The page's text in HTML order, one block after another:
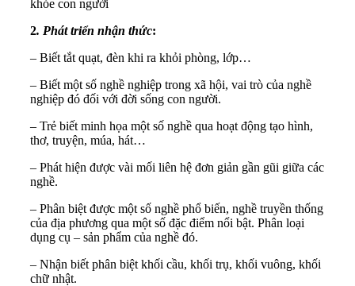
khỏe con người
2. Phát triển nhận thức:
– Biết tắt quạt, đèn khi ra khỏi phòng, lớp…
– Biết một số nghề nghiệp trong xã hội, vai trò của nghề
nghiệp đó đối với đời sống con người.
– Trẻ biết minh họa một số nghề qua hoạt động tạo hình,
thơ, truyện, múa, hát…
– Phát hiện được vài mối liên hệ đơn giản gần gũi giữa các
nghề.
– Phân biệt được một số nghề phổ biến, nghề truyền thống
của địa phương qua một số đặc điểm nổi bật. Phân loại
dụng cụ – sản phẩm của nghề đó.
– Nhận biết phân biệt khối cầu, khối trụ, khối vuông, khối
chữ nhật.